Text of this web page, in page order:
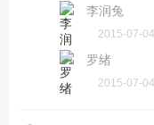
李润兔
2015-07-
罗绪
2015-07-